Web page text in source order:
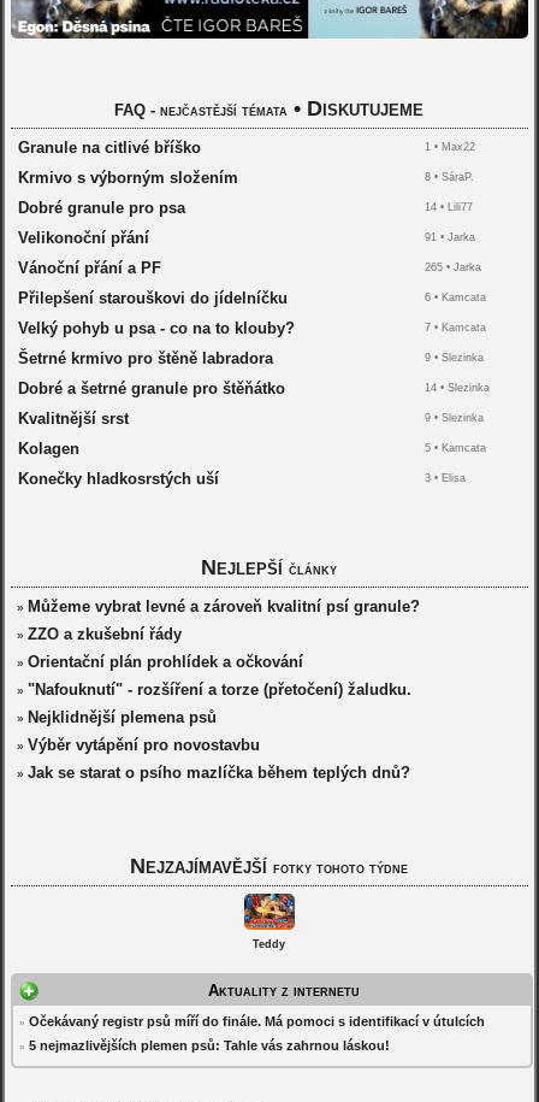
FAQ - nejčastější témata • Diskutujeme
Granule na citlivé bříško 1 • Max22
Krmivo s výborným složením 8 • SáraP.
Dobré granule pro psa 14 • Lili77
Velikonoční přání 91 • Jarka
Vánoční přání a PF 265 • Jarka
Přilepšení starouškovi do jídelníčku 6 • Kamcata
Velký pohyb u psa - co na to klouby? 7 • Kamcata
Šetrné krmivo pro štěně labradora 9 • Slezinka
Dobré a šetrné granule pro štěňátko 14 • Slezinka
Kvalitnější srst 9 • Slezinka
Kolagen 5 • Kamcata
Konečky hladkosrstých uší 3 • Elisa
Nejlepšíčlánky
» Můžeme vybrat levné a zároveň kvalitní psí granule?
» ZZO a zkušební řády
» Orientační plán prohlídek a očkování
» "Nafouknutí" - rozšíření a torze (přetočení) žaludku.
» Nejklidnější plemena psů
» Výběr vytápění pro novostavbu
» Jak se starat o psího mazlíčka během teplých dnů?
Nejzajímavějšífotky tohoto týdne
Teddy
Aktuality z internetu
» Očekávaný registr psů míří do finále. Má pomoci s identifikací v útulcích
» 5 nejmazlivějších plemen psů: Tahle vás zahrnou láskou!